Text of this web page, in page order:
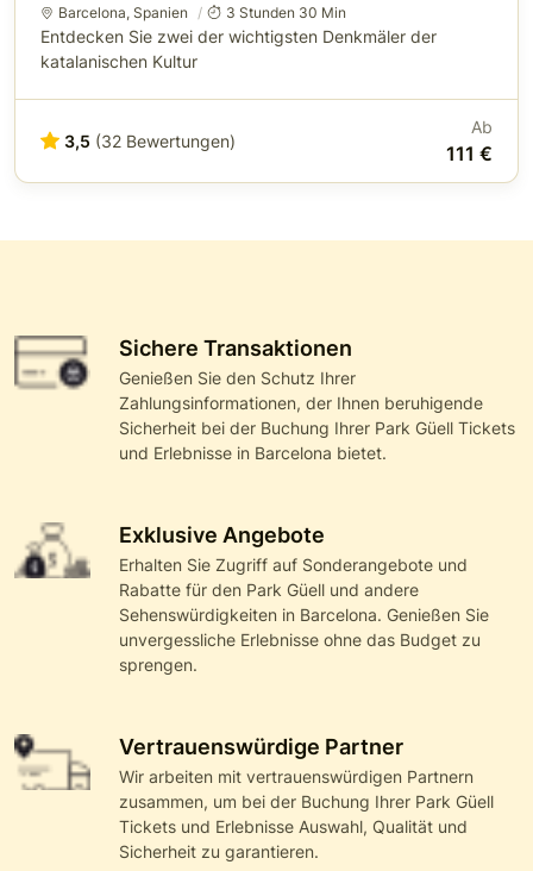
Barcelona, Spanien 3 Stunden 30 Min
Entdecken Sie zwei der wichtigsten Denkmäler der
katalanischen Kultur
3,5 (32 Bewertungen)
Ab
111 €
Sichere Transaktionen
Genießen Sie den Schutz Ihrer
Zahlungsinformationen, der Ihnen beruhigende
Sicherheit bei der Buchung Ihrer Park Güell Tickets
und Erlebnisse in Barcelona bietet.
Exklusive Angebote
Erhalten Sie Zugriff auf Sonderangebote und
Rabatte für den Park Güell und andere
Sehenswürdigkeiten in Barcelona. Genießen Sie
unvergessliche Erlebnisse ohne das Budget zu
sprengen.
Vertrauenswürdige Partner
Wir arbeiten mit vertrauenswürdigen Partnern
zusammen, um bei der Buchung Ihrer Park Güell
Tickets und Erlebnisse Auswahl, Qualität und
Sicherheit zu garantieren.